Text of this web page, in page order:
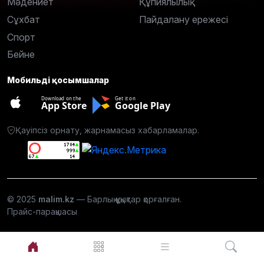
Сұхбат
Спорт
Бейне
Пайдалану ережесі
Мобильді қосымшалар
Download on the
App Store
Get it on
Google Play
Қауіпсіз орнату, жарнамасыз хабарламалар.
© 2025 malim.kz — Барлық құқықтар қорғалған.
Прайс-парақшасы